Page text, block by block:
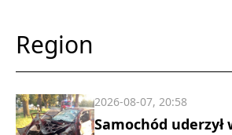
Region
Samochód uderzył
2026-08-07, 20:58